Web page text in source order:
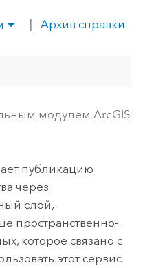
Архив справки
модулем ArcGIS
публикацию
через
слой,
пространственно-
которое связано с
этот сервис